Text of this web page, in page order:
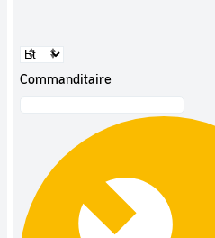
Commanditaire